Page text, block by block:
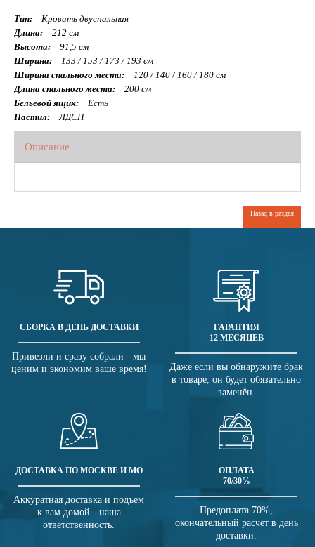
Тип:
Кровать двуспальная
Длина:
212 см
Высота:
91,5 см
Ширина:
133 / 153 / 173 / 193 см
Ширина спального места:
120 / 140 / 160 / 180 см
Длина спального места:
200 см
Бельевой ящик:
Есть
Настил:
ЛДСП
Описание
Назад в раздел
СБОРКА В ДЕНЬ ДОСТАВКИ
Привезли и сразу собрали - мы
ценим и экономим ваше время!
ГАРАНТИЯ
12 МЕСЯЦЕВ
Даже если вы обнаружите брак
в товаре, он будет обязательно
заменён.
ДОСТАВКА ПО МОСКВЕ И МО
Аккуратная доставка и подъем
к вам домой - наша
ответственность.
ОПЛАТА
70/30%
Предоплата 70%,
окончательный расчет в день
доставки.